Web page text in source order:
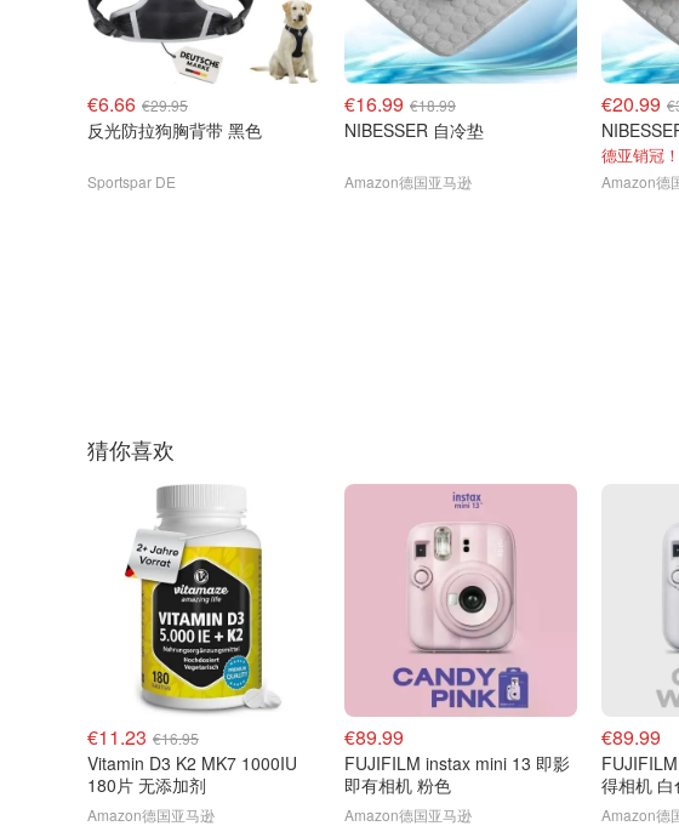
€6.66 €29.95
反光防拉狗胸背带 黑色
Sportspar DE
€16.99 €18.99
NIBESSER 自冷垫
Amazon德国亚马逊
€20.99
德亚销冠！
Amazon德
猜你喜欢
€11.23 €16.95
Vitamin D3 K2 MK7 1000IU
180片 无添加剂
Amazon德国亚马逊
€89.99
FUJIFILM instax mini 13 即影
即有相机 粉色
Amazon德国亚马逊
€89.99
得相机 白
Amazon德